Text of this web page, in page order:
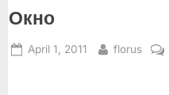
Окно
Posted
April 1, 2011 By
florus